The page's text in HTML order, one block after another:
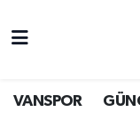
VANSPOR
Van